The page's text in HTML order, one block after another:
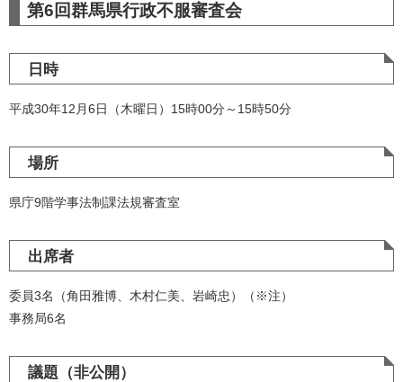
第6回群馬県行政不服審査会
日時
平成30年12月6日（木曜日）15時00分～15時50分
場所
県庁9階学事法制課法規審査室
出席者
委員3名（角田雅博、木村仁美、岩崎忠）（※注）
事務局6名
議題（非公開）